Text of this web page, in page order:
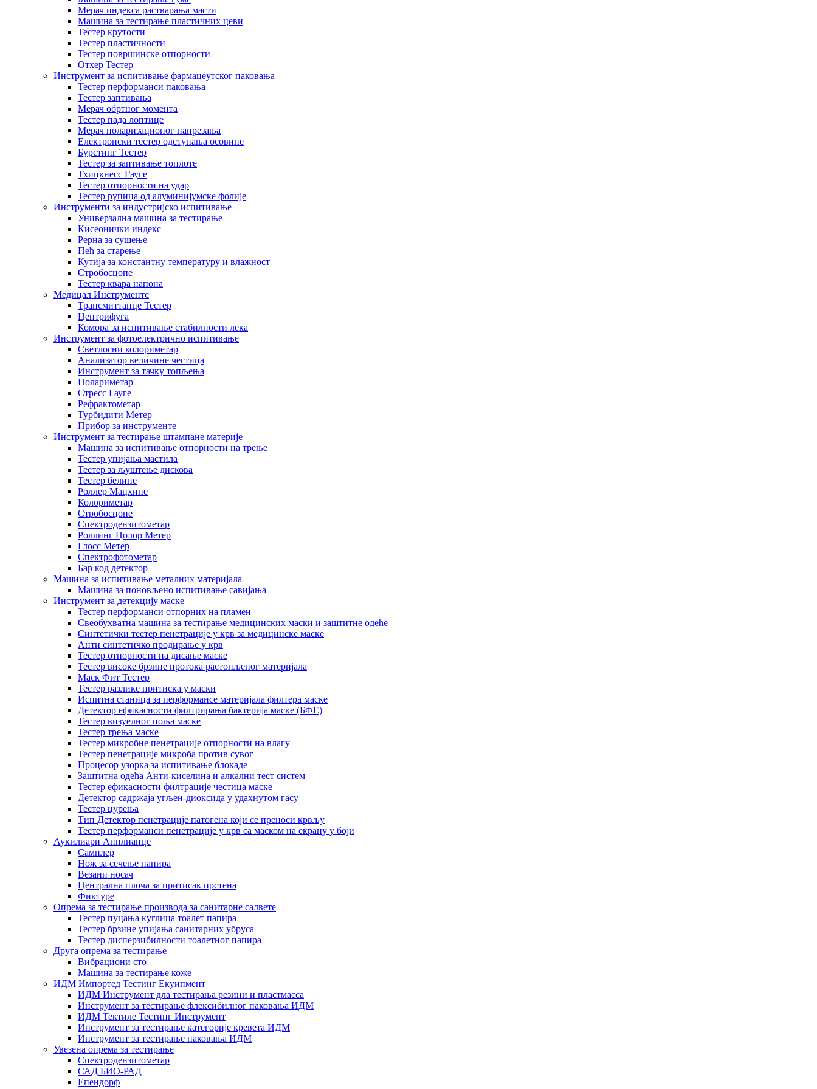
Мерач индекса растварања масти
Машина за тестирање пластичних цеви
Тестер крутости
Тестер пластичности
Тестер површинске отпорности
Отхер Тестер
Инструмент за испитивање фармацеутског паковања
Тестер перформанси паковања
Тестер заптивања
Мерач обртног момента
Тестер пада лоптице
Мерач поларизационог напрезања
Електронски тестер одступања осовине
Бурстинг Тестер
Тестер за заптивање топлоте
Тхицкнесс Гауге
Тестер отпорности на удар
Тестер рупица од алуминијумске фолије
Инструменти за индустријско испитивање
Универзална машина за тестирање
Кисеонички индекс
Рерна за сушење
Пећ за старење
Кутија за константну температуру и влажност
Стробосцопе
Тестер квара напона
Медицал Инструментс
Трансмиттанце Тестер
Центрифуга
Комора за испитивање стабилности лека
Инструмент за фотоелектрично испитивање
Светлосни колориметар
Анализатор величине честица
Инструмент за тачку топљења
Полариметар
Стресс Гауге
Рефрактометар
Турбидити Метер
Прибор за инструменте
Инструмент за тестирање штампане материје
Машина за испитивање отпорности на трење
Тестер упијања мастила
Тестер за љуштење дискова
Тестер белине
Роллер Мацхине
Колориметар
Стробосцопе
Спектродензитометар
Роллинг Цолор Метер
Глосс Метер
Спектрофотометар
Бар код детектор
Машина за испитивање металних материјала
Машина за поновљено испитивање савијања
Инструмент за детекцију маске
Тестер перформанси отпорних на пламен
Свеобухватна машина за тестирање медицинских маски и заштитне одеће
Синтетички тестер пенетрације у крв за медицинске маске
Анти синтетичко продирање у крв
Тестер отпорности на дисање маске
Тестер високе брзине протока растопљеног материјала
Маск Фит Тестер
Тестер разлике притиска у маски
Испитна станица за перформансе материјала филтера маске
Детектор ефикасности филтрирања бактерија маске (БФЕ)
Тестер визуелног поља маске
Тестер трења маске
Тестер микробне пенетрације отпорности на влагу
Тестер пенетрације микроба против сувог
Процесор узорка за испитивање блокаде
Заштитна одећа Анти-киселина и алкални тест систем
Тестер ефикасности филтрације честица маске
Детектор садржаја угљен-диоксида у удахнутом гасу
Тестер цурења
Тип Детектор пенетрације патогена који се преноси крвљу
Тестер перформанси пенетрације у крв са маском на екрану у боји
Аукилиари Апплианце
Самплер
Нож за сечење папира
Везани носач
Централна плоча за притисак прстена
Фиктуре
Опрема за тестирање производа за санитарне салвете
Тестер пуцања куглица тоалет папира
Тестер брзине упијања санитарних убруса
Тестер дисперзибилности тоалетног папира
Друга опрема за тестирање
Вибрациони сто
Машина за тестирање коже
ИДМ Импортед Тестинг Екуипмент
ИДМ Инструмент дла тестирања резини и пластмасса
Инструмент за тестирање флексибилног паковања ИДМ
ИДМ Тектиле Тестинг Инструмент
Инструмент за тестирање категорије кревета ИДМ
Инструмент за тестирање паковања ИДМ
Увезена опрема за тестирање
Спектродензитометар
САД БИО-РАД
Епендорф